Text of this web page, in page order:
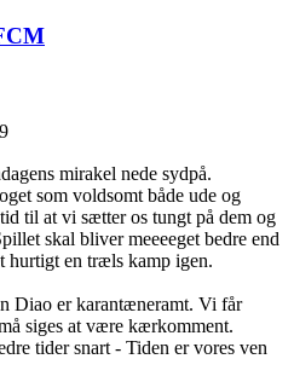
mirakel nede sydpå.
som voldsomt både ude og
til at vi sætter os tungt på dem og
skal bliver meeeeget bedre end
hurtigt en træls kamp igen.
Diao er karantæneramt. Vi får
siges at være kærkomment.
tider snart - Tiden er vores ven